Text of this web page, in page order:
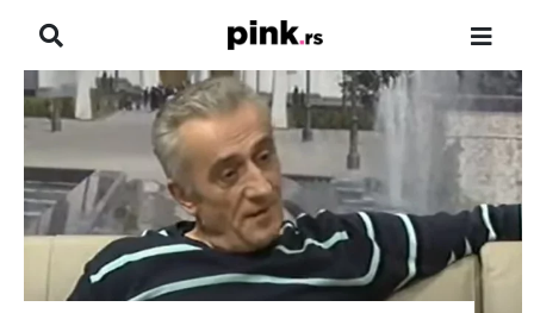
NASLOVNA
ZADRUGA
SHOWBIZ